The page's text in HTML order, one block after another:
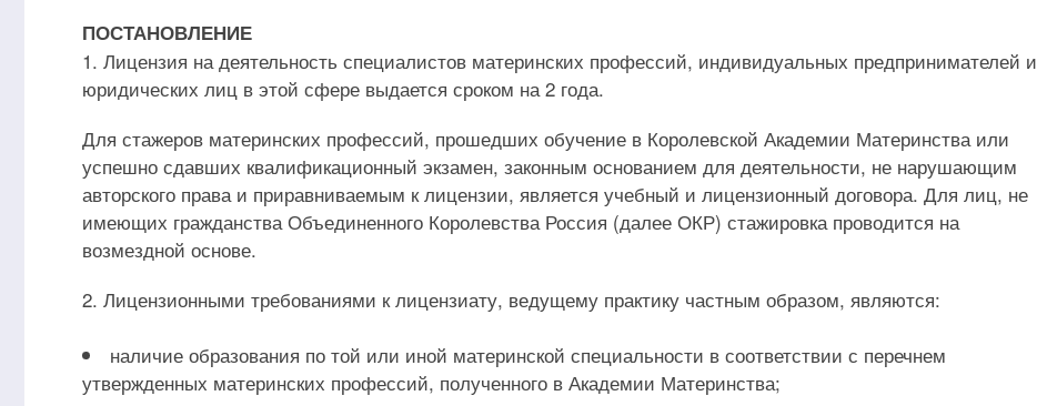
ПОСТАНОВЛЕНИЕ
1. Лицензия на деятельность специалистов материнских профессий, индивидуальных предпринимателей и
юридических лиц в этой сфере выдается сроком на 2 года.
Для стажеров материнских профессий, прошедших обучение в Королевской Академии Материнства или
успешно сдавших квалификационный экзамен, законным основанием для деятельности, не нарушающим
авторского права и приравниваемым к лицензии, является учебный и лицензионный договора. Для лиц, не
имеющих гражданства Объединенного Королевства Россия (далее ОКР) стажировка проводится на
возмездной основе.
2. Лицензионными требованиями к лицензиату, ведущему практику частным образом, являются:
наличие образования по той или иной материнской специальности в соответствии с перечнем
утвержденных материнских профессий, полученного в Академии Материнства;